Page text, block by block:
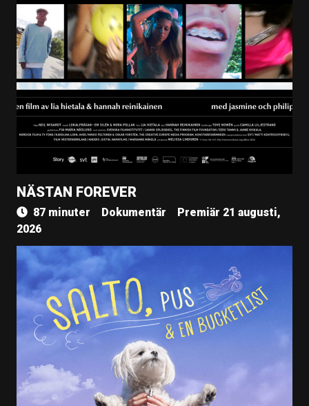
NÄSTAN FOREVER
87 minuter Dokumentär
Premiär 21 augusti,
2026